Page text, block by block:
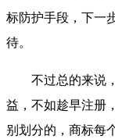
标防护手段，下一
待。
不过总的来说，
益，不如趁早注册
别划分的，商标每